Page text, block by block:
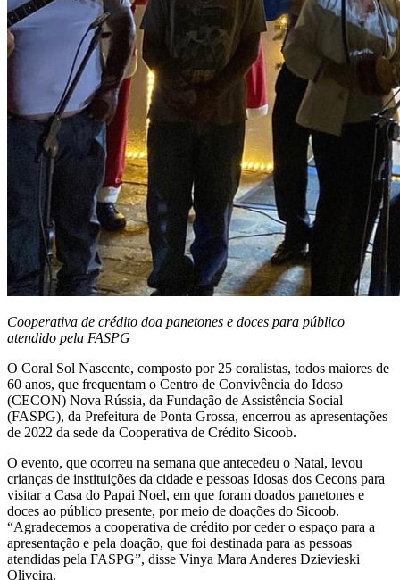
Cooperativa de crédito doa panetones e doces para público
atendido pela FASPG
O Coral Sol Nascente, composto por 25 coralistas, todos maiores de
60 anos, que frequentam o Centro de Convivência do Idoso
(CECON) Nova Rússia, da Fundação de Assistência Social
(FASPG), da Prefeitura de Ponta Grossa, encerrou as apresentações
de 2022 da sede da Cooperativa de Crédito Sicoob.
O evento, que ocorreu na semana que antecedeu o Natal, levou
crianças de instituições da cidade e pessoas Idosas dos Cecons para
visitar a Casa do Papai Noel, em que foram doados panetones e
doces ao público presente, por meio de doações do Sicoob.
“Agradecemos a cooperativa de crédito por ceder o espaço para a
apresentação e pela doação, que foi destinada para as pessoas
atendidas pela FASPG”, disse Vinya Mara Anderes Dzievieski
Oliveira.